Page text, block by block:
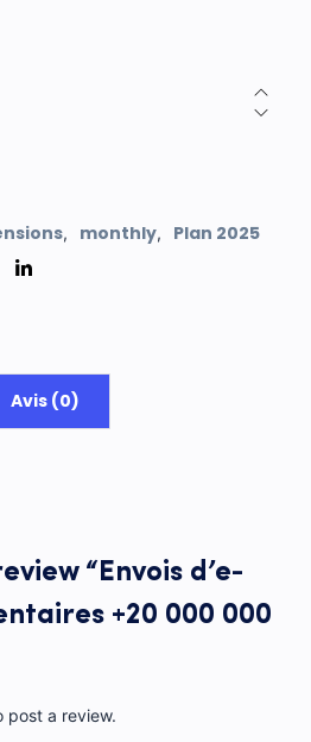
, monthly, Plan 2025
Avis (0)
“Envois d’e-
+20 000 000
post a review.